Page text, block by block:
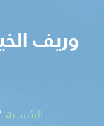
وريف
الرئيسية